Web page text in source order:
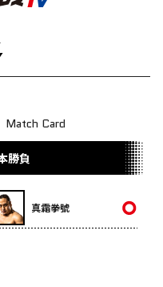
Match Card
勝負
真霜拳號